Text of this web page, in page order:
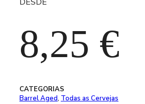
8,25 €
CATEGORIAS
Barrel Aged, Todas as Cervejas